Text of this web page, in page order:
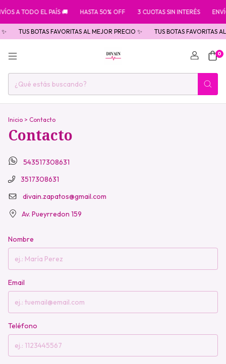
A TODO EL PAÍS 🚚 HASTA 50% OFF 3 CUOTAS SIN INTERÉS
TUS BOTAS FAVORITAS AL MEJOR PRECIO ✨ TUS BOTAS FAVORITAS
0
Inicio > Contacto
Contacto
543517308631
3517308631
divain.zapatos@gmail.com
Av. Pueyrredon 159
Nombre
Email
Teléfono